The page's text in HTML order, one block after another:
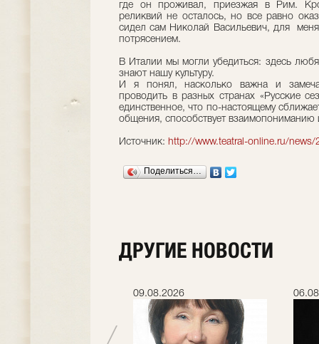
где он проживал, приезжая в Рим.
реликвий не осталось, но все равно
сидел сам Николай Васильевич, для
потрясением.
В Италии мы могли убедиться: здесь
знают нашу культуру.
И я понял, насколько важна и
проводить в разных странах «Русские
единственное, что по-настоящему
общения, способствует взаимопониманию
Источник: http://www.teatral-online.ru/news/
Поделиться…
ДРУГИЕ НОВОСТИ
09.08.2026